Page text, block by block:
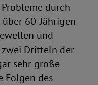
durch
60-Jährigen
und
Dritteln der
sehr große
Folgen des